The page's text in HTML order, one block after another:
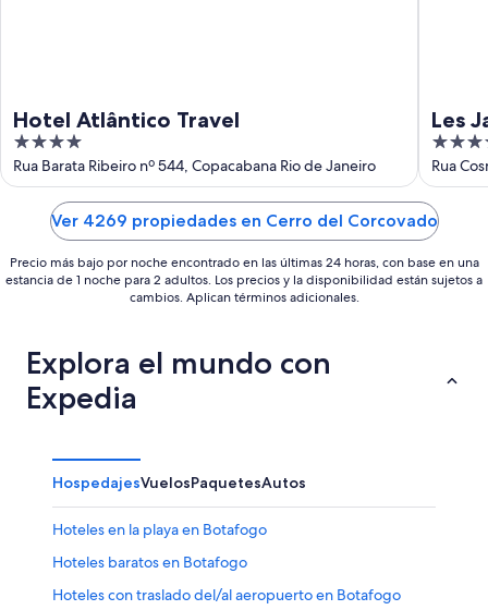
Hotel Atlântico Travel
4
out
of
Rua Barata Ribeiro nº 544, Copacabana Rio de Janeiro
Les
4
out
of
5
Rua
Ver 4269 propiedades en Cerro del Corcovado
Precio más bajo por noche encontrado en las últimas 24 horas, con base en una
estancia de 1 noche para 2 adultos. Los precios y la disponibilidad están sujetos a
cambios. Aplican términos adicionales.
Explora el mundo con
Expedia
HospedajesVuelosPaquetesAutos
Hoteles en la playa en Botafogo
Hoteles baratos en Botafogo
Hoteles con traslado del/al aeropuerto en Botafogo